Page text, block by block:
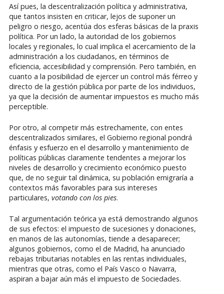
Así pues, la descentralización política y administrativa,
que tantos insisten en criticar, lejos de suponer un
peligro o riesgo, acentúa dos esferas básicas de la praxis
política. Por un lado, la autoridad de los gobiernos
locales y regionales, lo cual implica el acercamiento de la
administración a los ciudadanos, en términos de
eficiencia, accesibilidad y comprensión. Pero también, en
cuanto a la posibilidad de ejercer un control más férreo y
directo de la gestión pública por parte de los individuos,
ya que la decisión de aumentar impuestos es mucho más
perceptible.
Por otro, al competir más estrechamente, con entes
descentralizados similares, el Gobierno regional pondrá
énfasis y esfuerzo en el desarrollo y mantenimiento de
políticas públicas claramente tendentes a mejorar los
niveles de desarrollo y crecimiento económico puesto
que, de no seguir tal dinámica, su población emigraría a
contextos más favorables para sus intereses
particulares, votando con los pies.
Tal argumentación teórica ya está demostrando algunos
de sus efectos: el impuesto de sucesiones y donaciones,
en manos de las autonomías, tiende a desaparecer;
algunos gobiernos, como el de Madrid, ha anunciado
rebajas tributarias notables en las rentas individuales,
mientras que otras, como el País Vasco o Navarra,
aspiran a bajar aún más el impuesto de Sociedades.